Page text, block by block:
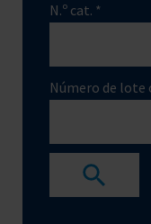
N.º cat. *
Número de lote